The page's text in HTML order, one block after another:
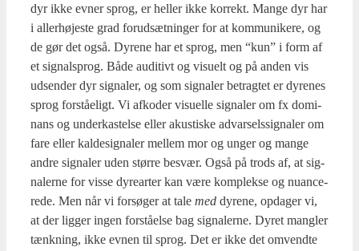
dyr ikke evner sprog, er hel­ler ikke kor­rekt. Man­ge dyr har
i aller­hø­je­ste grad for­ud­sæt­nin­ger for at kom­mu­ni­ke­re, og
de gør det også. Dyre­ne har et sprog, men “kun” i form af
et sig­nal­sprog. Både audi­tivt og visu­elt og på anden vis
udsen­der dyr sig­na­ler, og som sig­na­ler betrag­tet er dyre­nes
sprog for­stå­e­ligt. Vi afko­der visu­el­le sig­na­ler om fx domi­
nans og under­ka­stel­se eller aku­sti­ske advar­sels­sig­na­ler om
fare eller kal­de­sig­na­ler mel­lem mor og unger og man­ge
andre sig­na­ler uden stør­re besvær. Også på trods af, at sig­
na­ler­ne for vis­se dyrear­ter kan være kom­plek­se og nuan­ce­
re­de. Men når vi for­sø­ger at tale med dyre­ne, opda­ger vi,
at der lig­ger ingen for­stå­el­se bag sig­na­ler­ne. Dyret mang­ler
tænk­ning, ikke evnen til sprog. Det er ikke det omvend­te